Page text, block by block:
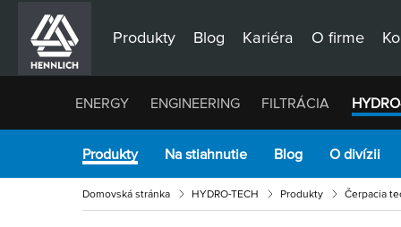
Produkty Blog Kariéra O firme
ENERGY ENGINEERING FILTRÁCIA
Produkty Na stiahnutie Blog O divízii
Domovská stránka HYDRO-TECH Produkty Čerpacia